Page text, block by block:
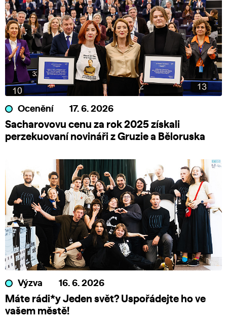
Ocenění 17. 6. 2026
Sacharovovu cenu za rok 2025 získali
perzekuovaní novináři z Gruzie a Běloruska
Výzva 16. 6. 2026
Máte rádi*y Jeden svět? Uspořádejte ho ve
vašem městě!